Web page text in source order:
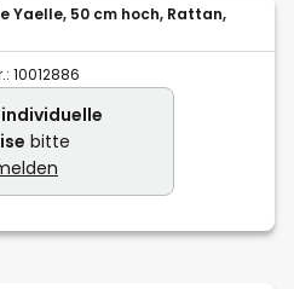
Yaelle, 50 cm hoch, Rattan,
10012886
individuelle
bitte